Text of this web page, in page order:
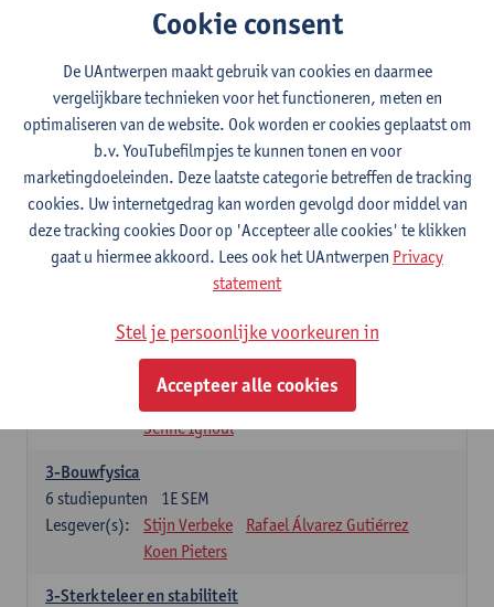
2E SEM
Karolien Couscheir
Christina Makoundou
2-Kinematica en Dynamica
2E SEM
studiepunten
Lesgever(s):
Gunther Steenackers Steven Lenssen
2-Materiaalkunde
2E SEM
3studiepunten
Linda Beenaerts
S2-Wiskunde
2E SEM
studiepunten
Rudi Penne Jeffrey Cornelis
Stijn Dierckx
Senne Ignoul
3-Bouwfysica
1E SEM
6 studiepunten
Lesgever(s):
Stijn Verbeke
Rafael Álvarez Gutiérrez
Koen Pieters
3-Sterkteleer en stabiliteit
Cookie consent
De UAntwerpen maakt gebruik van cookies en daarmee
vergelijkbare technieken voor het functioneren, meten en
optimaliseren van de website. Ook worden er cookies geplaatst om
b.v. YouTubefilmpjes te kunnen tonen en voor
marketingdoeleinden. Deze laatste categorie betreffen de tracking
cookies. Uw internetgedrag kan worden gevolgd door middel van
deze tracking cookies Door op 'Accepteer alle cookies' te klikken
gaat u hiermee akkoord. Lees ook het UAntwerpen Privacy
statement
Stel je persoonlijke voorkeuren in
Accepteer alle cookies